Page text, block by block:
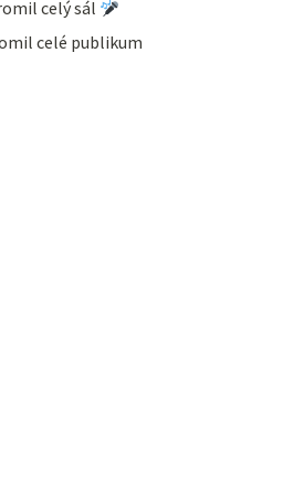
celý sál
celé publikum